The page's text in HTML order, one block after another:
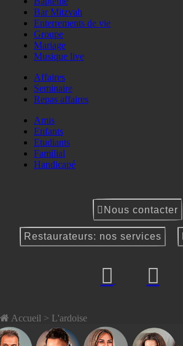
Bar Mitzvah
Enterrements de vie
Groupe
Mariage
Musique live
Affaires
Seminaire
Repas affaires
Amis
Enfants
Etudiants
Familial
Handicapé
Nous contacter
Restaurateurs: nos services
Accueil > L'ardoise